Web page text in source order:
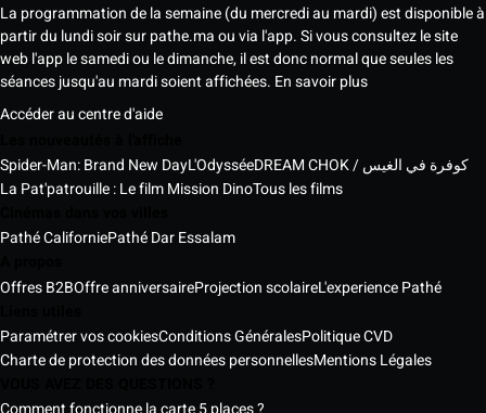
La programmation de la semaine (du mercredi au mardi) est disponible à
partir du lundi soir sur pathe.ma ou via l'app. Si vous consultez le site
web l'app le samedi ou le dimanche, il est donc normal que seules les
séances jusqu'au mardi soient affichées. En savoir plus
Accéder au centre d'aide
Spider-Man: Brand New DayL'Odyssée
DREAM CHOK / كوفرة في الغيس
La Pat'patrouille : Le film Mission DinoTous les films
Pathé CaliforniePathé Dar Essalam
Offres B2BOffre anniversaireProjection scolaireL'experience Pathé
Paramétrer vos cookiesConditions GénéralesPolitique CVD
Charte de protection des données personnellesMentions Légales